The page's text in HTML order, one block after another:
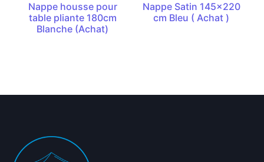
Nappe housse pour
table pliante 180cm
Blanche (Achat)
Nappe Satin 145×220
cm Bleu ( Achat )